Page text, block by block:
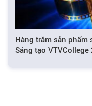
Hàng trăm sản phẩm
Sáng tạo VTVCollege